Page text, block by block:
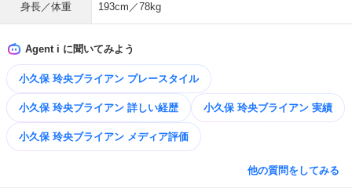
身長／体重 193cm／78kg
Agent i に聞いてみよう
小久保 玲央ブライアン プレースタイル
小久保 玲央ブライアン 詳しい経歴 小久保 玲央ブライアン 実績
小久保 玲央ブライアン メディア評価
他の質問をしてみる